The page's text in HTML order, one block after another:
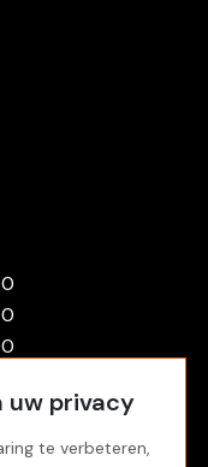
uw privacy
te verbeteren,